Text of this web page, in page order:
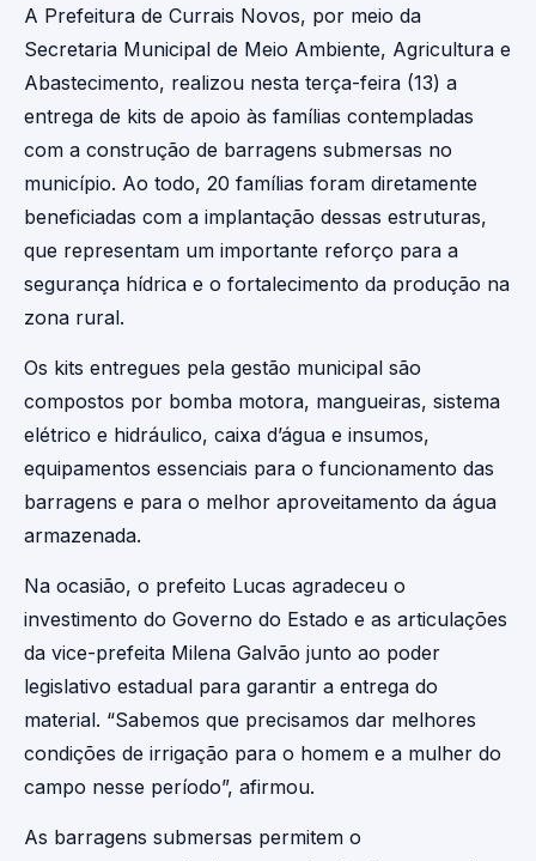
A Prefeitura de Currais Novos, por meio da
Secretaria Municipal de Meio Ambiente, Agricultura e
Abastecimento, realizou nesta terça-feira (13) a
entrega de kits de apoio às famílias contempladas
com a construção de barragens submersas no
município. Ao todo, 20 famílias foram diretamente
beneficiadas com a implantação dessas estruturas,
que representam um importante reforço para a
segurança hídrica e o fortalecimento da produção na
zona rural.
Os kits entregues pela gestão municipal são
compostos por bomba motora, mangueiras, sistema
elétrico e hidráulico, caixa d’água e insumos,
equipamentos essenciais para o funcionamento das
barragens e para o melhor aproveitamento da água
armazenada.
Na ocasião, o prefeito Lucas agradeceu o
investimento do Governo do Estado e as articulações
da vice-prefeita Milena Galvão junto ao poder
legislativo estadual para garantir a entrega do
material. “Sabemos que precisamos dar melhores
condições de irrigação para o homem e a mulher do
campo nesse período”, afirmou.
As barragens submersas permitem o